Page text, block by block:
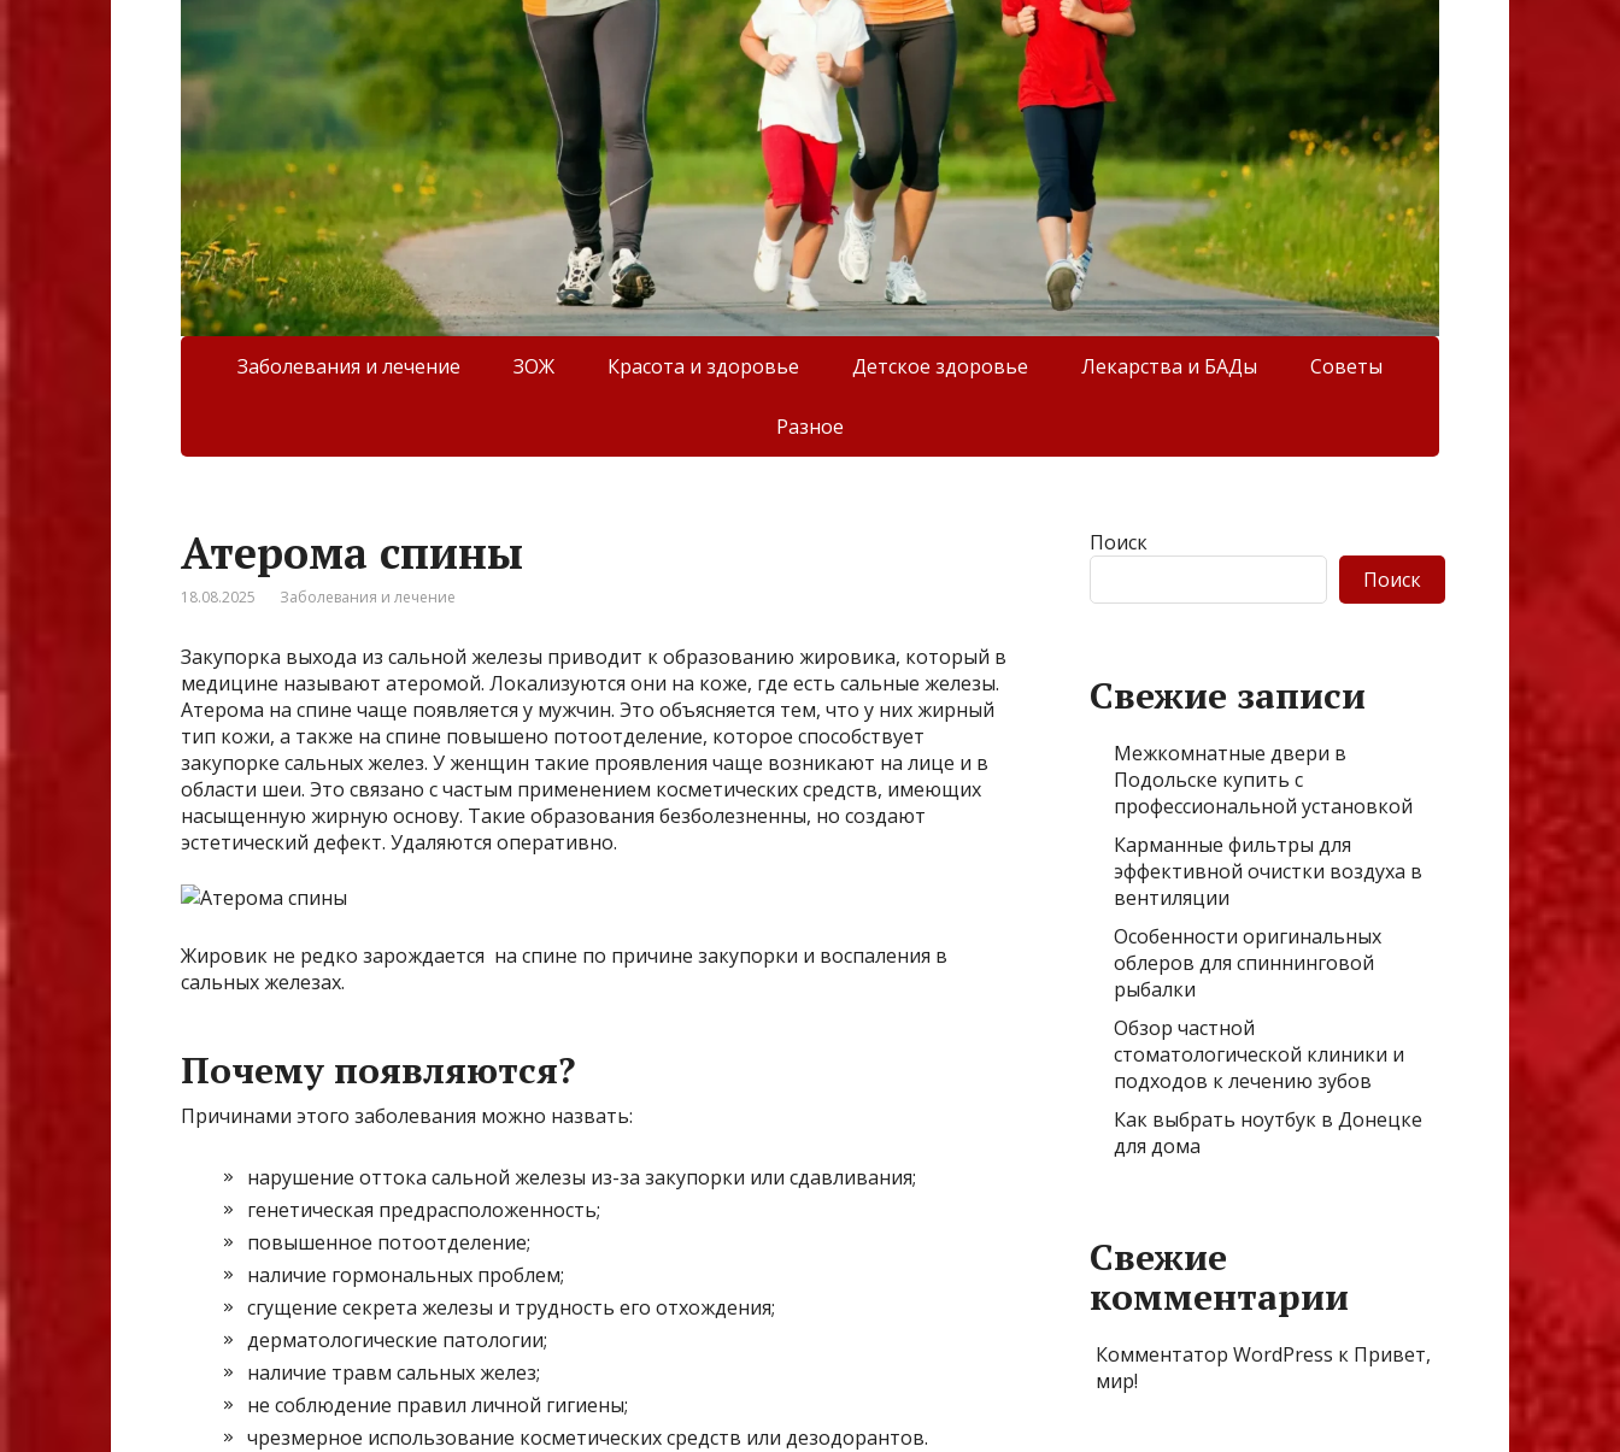
Заболевания и лечение ЗОЖ Красота и здоровье Детское здоровье Лекарства и БАДы Советы
Разное
Атерома спины
18.08.2025 Заболевания и лечение
Закупорка выхода из сальной железы приводит к образованию жировика, который в
медицине называют атеромой. Локализуются они на коже, где есть сальные железы.
Атерома на спине чаще появляется у мужчин. Это объясняется тем, что у них жирный
тип кожи, а также на спине повышено потоотделение, которое способствует
закупорке сальных желез. У женщин такие проявления чаще возникают на лице и в
области шеи. Это связано с частым применением косметических средств, имеющих
насыщенную жирную основу. Такие образования безболезненны, но создают
эстетический дефект. Удаляются оперативно.
Жировик не редко зарождается на спине по причине закупорки и воспаления в
сальных железах.
Почему появляются?
Причинами этого заболевания можно назвать:
нарушение оттока сальной железы из-за закупорки или сдавливания;
генетическая предрасположенность;
повышенное потоотделение;
наличие гормональных проблем;
сгущение секрета железы и трудность его отхождения;
дерматологические патологии;
наличие травм сальных желез;
не соблюдение правил личной гигиены;
чрезмерное использование косметических средств или дезодорантов.
Поиск
Поиск
Свежие записи
Межкомнатные двери в
Подольске купить с
профессиональной установкой
Карманные фильтры для
эффективной очистки воздуха в
вентиляции
Особенности оригинальных
облеров для спиннинговой
рыбалки
Обзор частной
стоматологической клиники и
подходов к лечению зубов
Как выбрать ноутбук в Донецке
для дома
Свежие
комментарии
Комментатор WordPress к Привет,
мир!